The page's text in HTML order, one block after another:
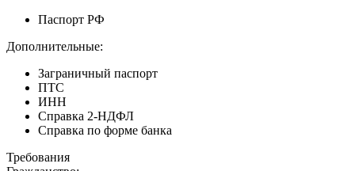
Паспорт РФ
Дополнительные:
Заграничный паспорт
ПТС
ИНН
Справка 2-НДФЛ
Справка по форме банка
Требования